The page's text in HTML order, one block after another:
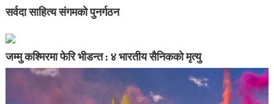
सर्वदा साहित्य संगमको पुनर्गठन
जम्मु कश्मिरमा फेरि भीडन्त : ४ भारतीय सैनिकको मृत्यु